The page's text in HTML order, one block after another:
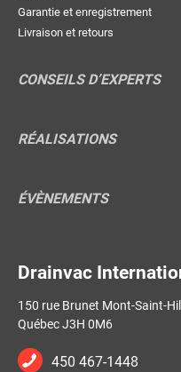
Garantie et enregistrement
Livraison et retours
CONSEILS D’EXPERTS
RÉALISATIONS
ÉVÈNEMENTS
Drainvac
150 rue Brunet Mont-Saint-
Québec J3H 0M6
450 467-1448